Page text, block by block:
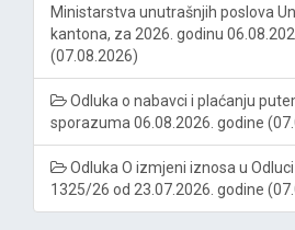
Ministarstva unutrašnjih poslova
kantona, za 2026. godinu
(07.08.2026)
Odluka o nabavci i plaćanju
sporazuma 06.08.2026. godine
Odluka O izmjeni iznosa u
1325/26 od 23.07.2026. godine